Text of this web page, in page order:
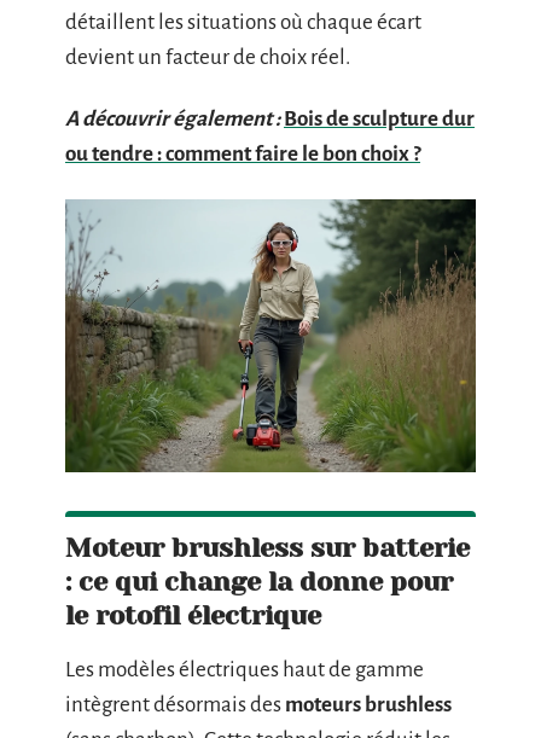
détaillent les situations où chaque écart
devient un facteur de choix réel.
A découvrir également : Bois de sculpture dur
ou tendre : comment faire le bon choix ?
Moteur brushless sur batterie
: ce qui change la donne pour
le rotofil électrique
Les modèles électriques haut de gamme
intègrent désormais des moteurs brushless